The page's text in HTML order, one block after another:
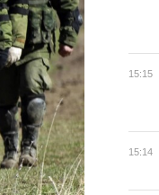
15:15
15:14